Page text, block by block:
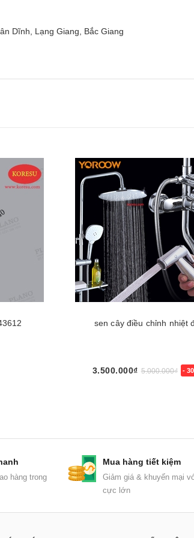
Dĩnh, Lạng Giang, Bắc Giang
sen cây điều chỉnh nhiệt
3.500.000₫ 5.000.000₫ -
hàng trong
Mua hàng tiết kiệm
Giảm giá & khuyến mại
cực lớn